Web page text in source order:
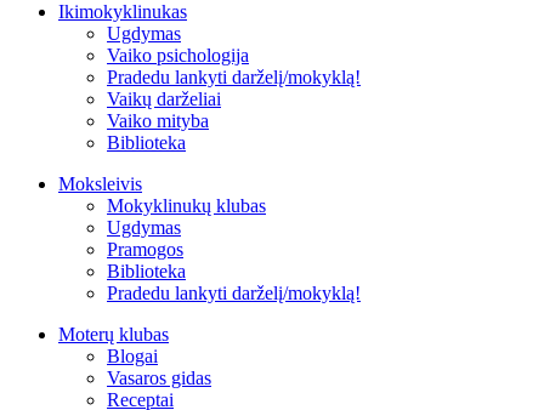
Ikimokyklinukas
Ugdymas
Vaiko psichologija
Pradedu lankyti darželį/mokyklą!
Vaikų darželiai
Vaiko mityba
Biblioteka
Moksleivis
Mokyklinukų klubas
Ugdymas
Pramogos
Biblioteka
Pradedu lankyti darželį/mokyklą!
Moterų klubas
Blogai
Vasaros gidas
Receptai